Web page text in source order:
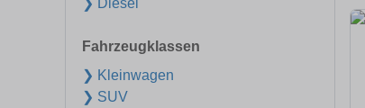
❯ Diesel
Fahrzeugklassen
❯ Kleinwagen
❯ SUV